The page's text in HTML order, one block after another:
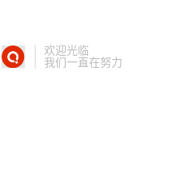
欢迎光临
我们一直在努力